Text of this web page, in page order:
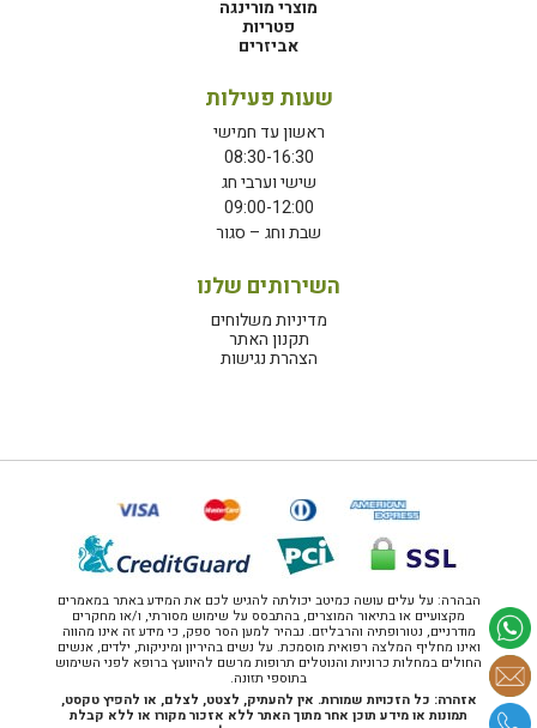
מוצרי מורינגה
פטריות
אביזרים
שעות פעילות
ראשון עד חמישי
08:30-16:30
שישי וערבי חג
09:00-12:00
שבת וחג – סגור
השירותים שלנו
מדיניות משלוחים
תקנון האתר
הצהרת נגישות
הבהרה: על עלים עושה כמיטב יכולתה להגיש לכם את המידע באתר במאמרים
מקצועיים או בתיאור המוצרים, בהתבסס על שימוש מסורתי, ו/או מחקרים
מודרניים, נטורופתיה והרבליזם. נבהיר למען הסר ספק, כי מידע זה אינו מהווה
ואינו מחליף המלצה רפואית מוסמכת. על נשים בהיריון ומיניקות, ילדים, אנשים
החולים במחלות כרוניות והנוטלים תרופות מרשם להיוועץ ברופא לפני השימוש
בתוספי תזונה.
אזהרה: כל הזכויות שמורות. אין להעתיק, לצטט, לצלם, או להפיץ טקסט,
תמונות או מידע תוכן אחר מתוך האתר ללא אזכור מקורו או ללא קבלת